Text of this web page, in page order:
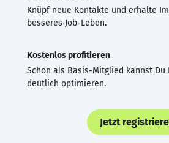
Knüpf neue Kontakte und erhalte
besseres Job-Leben.
Kostenlos profitieren
Schon als Basis-Mitglied kannst Du
deutlich optimieren.
Jetzt